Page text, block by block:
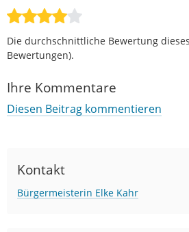
Die durchschnittliche Bewertung
Bewertungen).
Ihre Kommentare
Diesen Beitrag kommentieren
Kontakt
Bürgermeisterin Elke Kahr